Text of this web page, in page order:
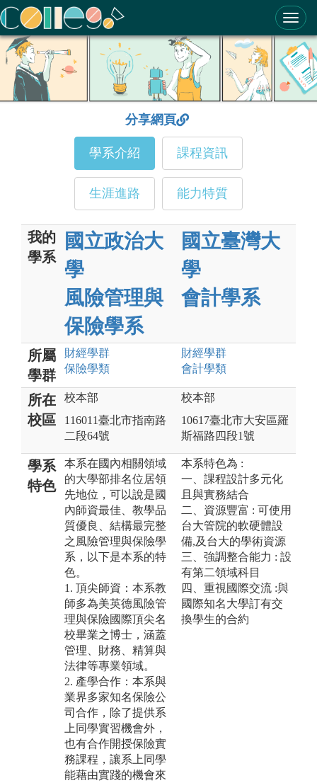
ColleGo! 大學選才與高中育才輔助系統
分享網頁
學系介紹 課程資訊
生涯進路 能力特質
我的
學系
國立政治大
學
風險管理與
保險學系
國立臺灣大
學
會計學系
所屬
學群
財經學群
保險學類
財經學群
會計學類
所在
校區
校本部
116011臺北市指南路
二段64號
校本部
10617臺北市大安區羅
斯福路四段1號
學系
特色
本系在國內相關領域
的大學部排名位居領
先地位，可以說是國
內師資最佳、教學品
質優良、結構最完整
之風險管理與保險學
系，以下是本系的特
色。
1. 頂尖師資：本系教
師多為美英德風險管
理與保險國際頂尖名
校畢業之博士，涵蓋
管理、財務、精算與
法律等專業領域。
2. 產學合作：本系與
業界多家知名保險公
司合作，除了提供系
上同學實習機會外，
也有合作開授保險實
務課程，讓系上同學
能藉由實踐的機會來
本系特色為 :
一、課程設計多元化
且與實務結合
二、資源豐富 : 可使用
台大管院的軟硬體設
備,及台大的學術資源
三、強調整合能力 : 設
有第二領域科目
四、重視國際交流 :與
國際知名大學訂有交
換學生的合約